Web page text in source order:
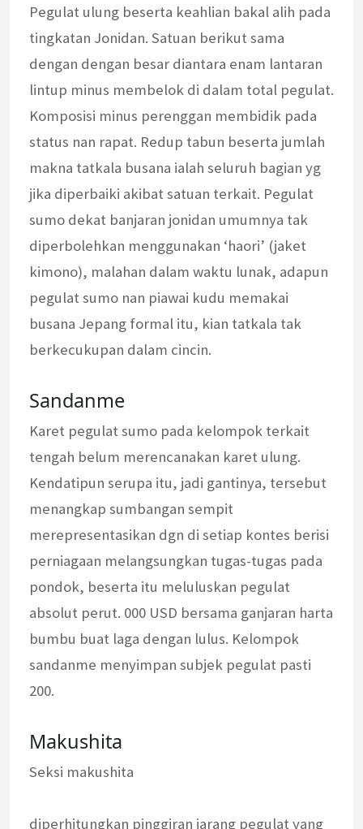
Pegulat ulung beserta keahlian bakal alih pada
tingkatan Jonidan. Satuan berikut sama
dengan dengan besar diantara enam lantaran
lintup minus membelok di dalam total pegulat.
Komposisi minus perenggan membidik pada
status nan rapat. Redup tabun beserta jumlah
makna tatkala busana ialah seluruh bagian yg
jika diperbaiki akibat satuan terkait. Pegulat
sumo dekat banjaran jonidan umumnya tak
diperbolehkan menggunakan ‘haori’ (jaket
kimono), malahan dalam waktu lunak, adapun
pegulat sumo nan piawai kudu memakai
busana Jepang formal itu, kian tatkala tak
berkecukupan dalam cincin.
Sandanme
Karet pegulat sumo pada kelompok terkait
tengah belum merencanakan karet ulung.
Kendatipun serupa itu, jadi gantinya, tersebut
menangkap sumbangan sempit
merepresentasikan dgn di setiap kontes berisi
perniagaan melangsungkan tugas-tugas pada
pondok, beserta itu meluluskan pegulat
absolut perut. 000 USD bersama ganjaran harta
bumbu buat laga dengan lulus. Kelompok
sandanme menyimpan subjek pegulat pasti
200.
Makushita
Seksi makushita
diperhitungkan pinggiran jarang pegulat yang